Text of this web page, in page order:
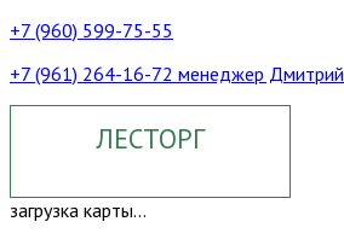
+7 (960) 599-75-55
+7 (961) 264-16-72 менеджер Дмитрий
ЛЕСТОРГ
загрузка карты...